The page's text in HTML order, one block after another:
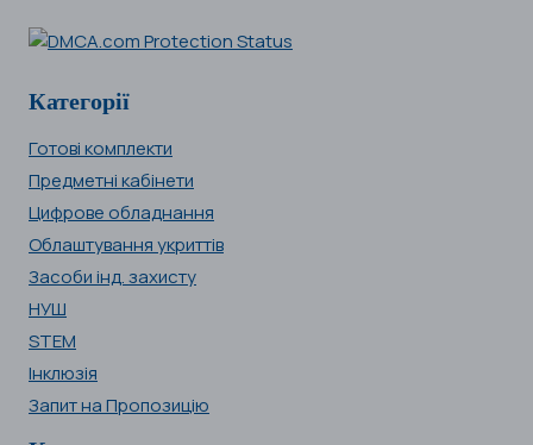
Категорії
Готові комплекти
Предметні кабінети
Цифрове обладнання
Облаштування укриттів
Засоби інд. захисту
НУШ
STEM
Інклюзія
Запит на Пропозицію